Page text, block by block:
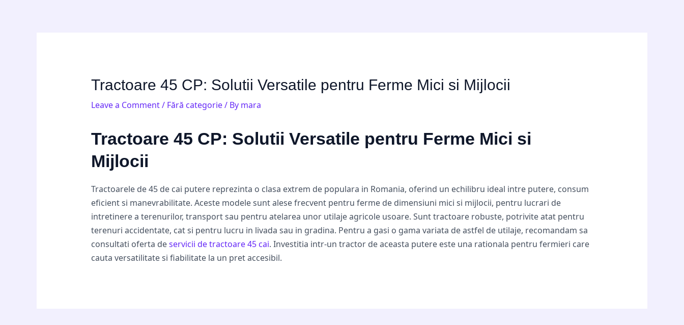
Tractoare 45 CP: Solutii Versatile pentru Ferme Mici si Mijlocii
Leave a Comment/ Fără categorie/ By mara
Tractoare 45 CP: Solutii Versatile pentru Ferme Mici si
Mijlocii
Tractoarele de 45 de cai putere reprezinta o clasa extrem de populara in Romania, oferind un echilibru ideal intre putere, consum
eficient si manevrabilitate. Aceste modele sunt alese frecvent pentru ferme de dimensiuni mici si mijlocii, pentru lucrari de
intretinere a terenurilor, transport sau pentru atelarea unor utilaje agricole usoare. Sunt tractoare robuste, potrivite atat pentru
terenuri accidentate, cat si pentru lucru in livada sau in gradina. Pentru a gasi o gama variata de astfel de utilaje, recomandam sa
consultati oferta deservicii de tractoare 45 cai. Investitia intr-un tractor de aceasta putere este una rationala pentru fermieri care
cauta versatilitate si fiabilitate la un pret accesibil.